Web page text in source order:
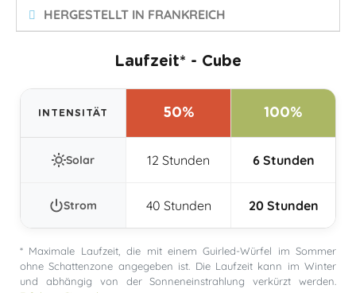
HERGESTELLT IN FRANKREICH
Laufzeit* - Cube
INTENSITÄT 50% 100%
Solar 12 Stunden 6 Stunden
Strom 40 Stunden 20 Stunden
* Maximale Laufzeit, die mit einem Guirled-Würfel im Sommer
ohne Schattenzone angegeben ist. Die Laufzeit kann im Winter
und abhängig von der Sonneneinstrahlung verkürzt werden.